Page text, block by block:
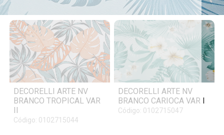
DECORELLI ARTE NV
BRANCO TROPICAL VAR
II
Código: 0102715044
DECORELLI ARTE NV
BRANCO CARIOCA VAR I
Código: 0102715047